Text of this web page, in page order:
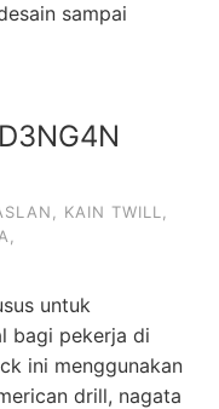
sampai
KAIN TWILL
untuk
bagi pekerja di
ini menggunakan
drill, nagata